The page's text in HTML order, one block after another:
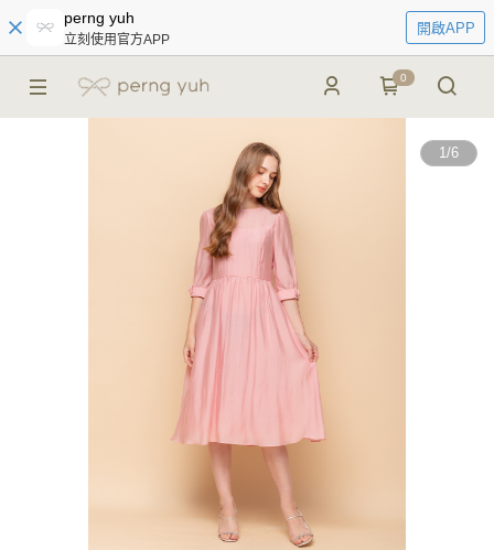
perng yuh
立刻使用官方APP
開啟APP
0
1/6